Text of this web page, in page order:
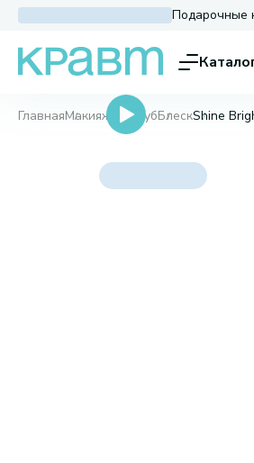
Подарочные
ГлавнаяМакияж Для губБлескShine